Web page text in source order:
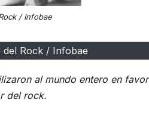
/ Infobae
del Rock / Infobae
al mundo entero en favor
del rock.